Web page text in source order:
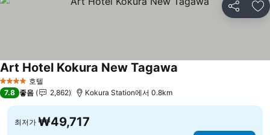
공유 즐
4 성급 호텔
Art Hotel Kokura New Tagawa
7.8 좋음 2,862 Kokura Station에서 0.8km
최저가 ₩49,717